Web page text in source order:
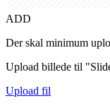
ADD
Der skal minimum
Upload billede til
Upload fil